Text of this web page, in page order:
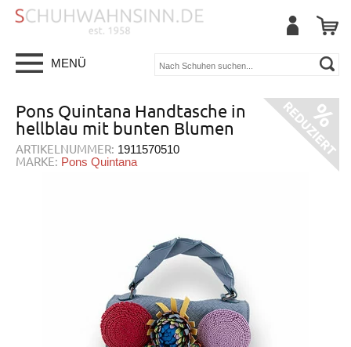
MENÜ
Pons Quintana Handtasche in
hellblau mit bunten Blumen
ARTIKELNUMMER: 1911570510
MARKE: Pons Quintana